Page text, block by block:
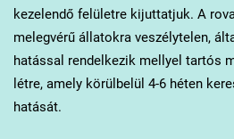
kezelendő felületre kijuttatjuk. A
melegvérű állatokra veszélytelen,
hatással rendelkezik mellyel tartós
létre, amely körülbelül 4-6 héten
hatását.